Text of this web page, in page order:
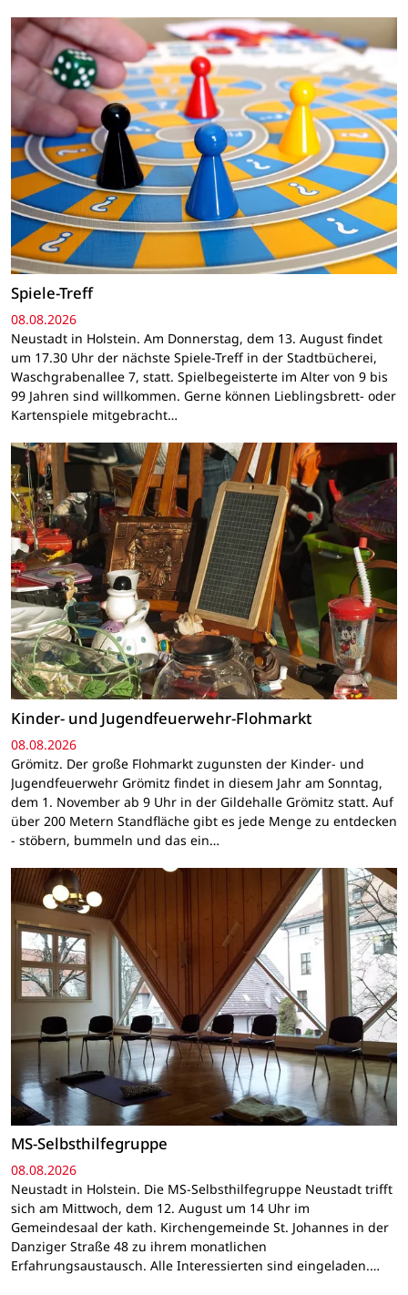
Spiele-Treff
08.08.2026
Neustadt in Holstein. Am Donnerstag, dem 13. August findet
um 17.30 Uhr der nächste Spiele-Treff in der Stadtbücherei,
Waschgrabenallee 7, statt. Spielbegeisterte im Alter von 9 bis
99 Jahren sind willkommen. Gerne können Lieblingsbrett- oder
Kartenspiele mitgebracht…
Kinder- und Jugendfeuerwehr-Flohmarkt
08.08.2026
Grömitz. Der große Flohmarkt zugunsten der Kinder- und
Jugendfeuerwehr Grömitz findet in diesem Jahr am Sonntag,
dem 1. November ab 9 Uhr in der Gildehalle Grömitz statt. Auf
über 200 Metern Standfläche gibt es jede Menge zu entdecken
- stöbern, bummeln und das ein…
MS-Selbsthilfegruppe
08.08.2026
Neustadt in Holstein. Die MS-Selbsthilfegruppe Neustadt trifft
sich am Mittwoch, dem 12. August um 14 Uhr im
Gemeindesaal der kath. Kirchengemeinde St. Johannes in der
Danziger Straße 48 zu ihrem monatlichen
Erfahrungsaustausch. Alle Interessierten sind eingeladen.…